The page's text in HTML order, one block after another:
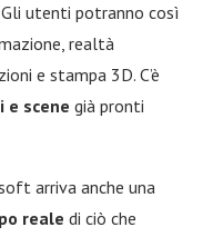
utenti potranno così
realtà
e stampa 3D. C’è
scene già pronti
arriva anche una
reale di ciò che